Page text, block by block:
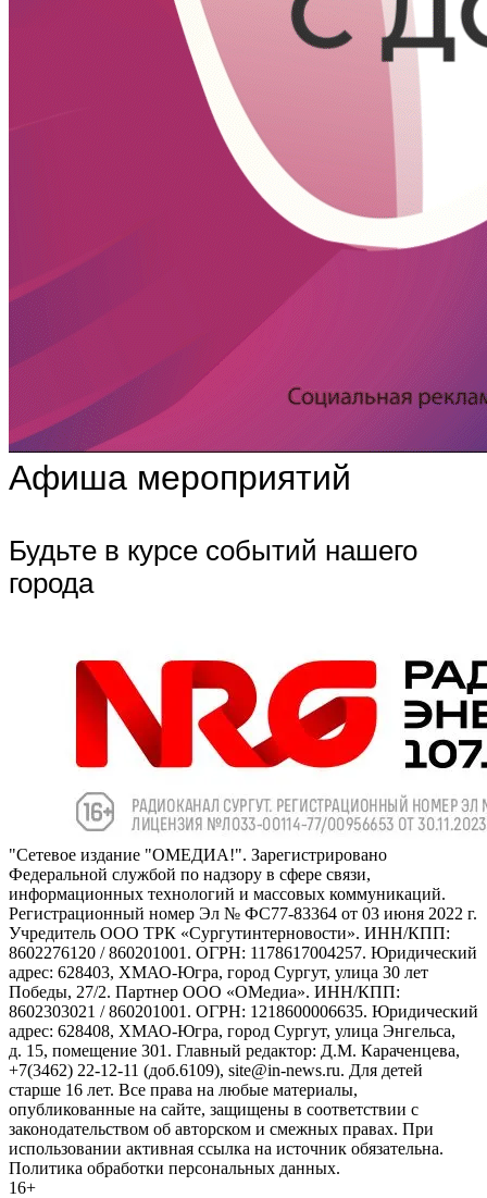
Афиша мероприятий
Будьте в курсе событий нашего
города
"Сетевое издание "ОМЕДИА!". Зарегистрировано
Федеральной службой по надзору в сфере связи,
информационных технологий и массовых коммуникаций.
Регистрационный номер Эл № ФС77-83364 от 03 июня 2022 г.
Учредитель ООО ТРК «Сургутинтерновости». ИНН/КПП:
8602276120 / 860201001. ОГРН: 1178617004257. Юридический
адрес: 628403, ХМАО-Югра, город Сургут, улица 30 лет
Победы, 27/2. Партнер ООО «ОМедиа». ИНН/КПП:
8602303021 / 860201001. ОГРН: 1218600006635. Юридический
адрес: 628408, ХМАО-Югра, город Сургут, улица Энгельса,
д. 15, помещение 301. Главный редактор: Д.М. Караченцева,
+7(3462) 22-12-11 (доб.6109), site@in-news.ru. Для детей
старше 16 лет. Все права на любые материалы,
опубликованные на сайте, защищены в соответствии с
законодательством об авторском и смежных правах. При
использовании активная ссылка на источник обязательна.
Политика обработки персональных данных.
16+